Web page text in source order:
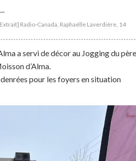
Radio-Canada, Raphaëlle Laverdière, 14
a servi de décor au Jogging du père
d’Alma.
pour les foyers en situation